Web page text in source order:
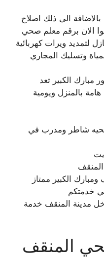
بالاضافة الى ذلك اصلاح
الان برقم معلم صحي
لتمديد ويرات كهربائية
وتسليك المجاري
مبارك الكبير تعد
بالمنزل ويومية
شاطر ومدرب في
الكبير ممتاز
خدمتكم
مدينة المنقف خدمة
المنقف